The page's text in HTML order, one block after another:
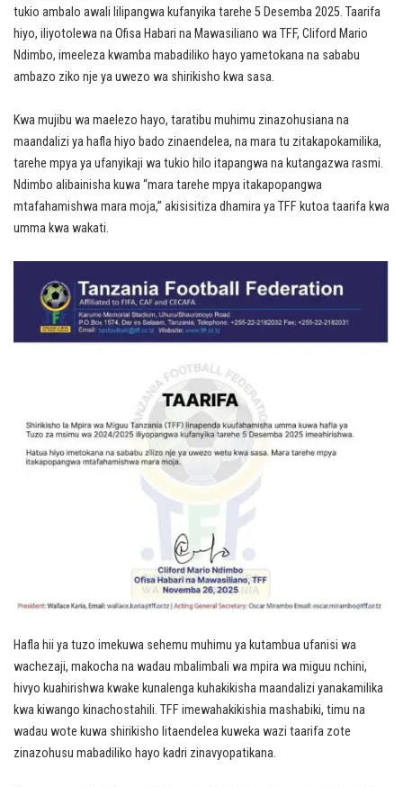
tukio ambalo awali lilipangwa kufanyika tarehe 5 Desemba 2025. Taarifa
hiyo, iliyotolewa na Ofisa Habari na Mawasiliano wa TFF, Cliford Mario
Ndimbo, imeeleza kwamba mabadiliko hayo yametokana na sababu
ambazo ziko nje ya uwezo wa shirikisho kwa sasa.
Kwa mujibu wa maelezo hayo, taratibu muhimu zinazohusiana na
maandalizi ya hafla hiyo bado zinaendelea, na mara tu zitakapokamilika,
tarehe mpya ya ufanyikaji wa tukio hilo itapangwa na kutangazwa rasmi.
Ndimbo alibainisha kuwa “mara tarehe mpya itakapopangwa
mtafahamishwa mara moja,” akisisitiza dhamira ya TFF kutoa taarifa kwa
umma kwa wakati.
Hafla hii ya tuzo imekuwa sehemu muhimu ya kutambua ufanisi wa
wachezaji, makocha na wadau mbalimbali wa mpira wa miguu nchini,
hivyo kuahirishwa kwake kunalenga kuhakikisha maandalizi yanakamilika
kwa kiwango kinachostahili. TFF imewahakikishia mashabiki, timu na
wadau wote kuwa shirikisho litaendelea kuweka wazi taarifa zote
zinazohusu mabadiliko hayo kadri zinavyopatikana.